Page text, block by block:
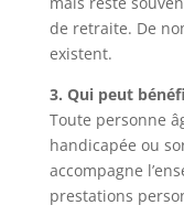
de retraite. De
existent.
3. Qui peut
Toute personne
handicapée ou
accompagne
prestations